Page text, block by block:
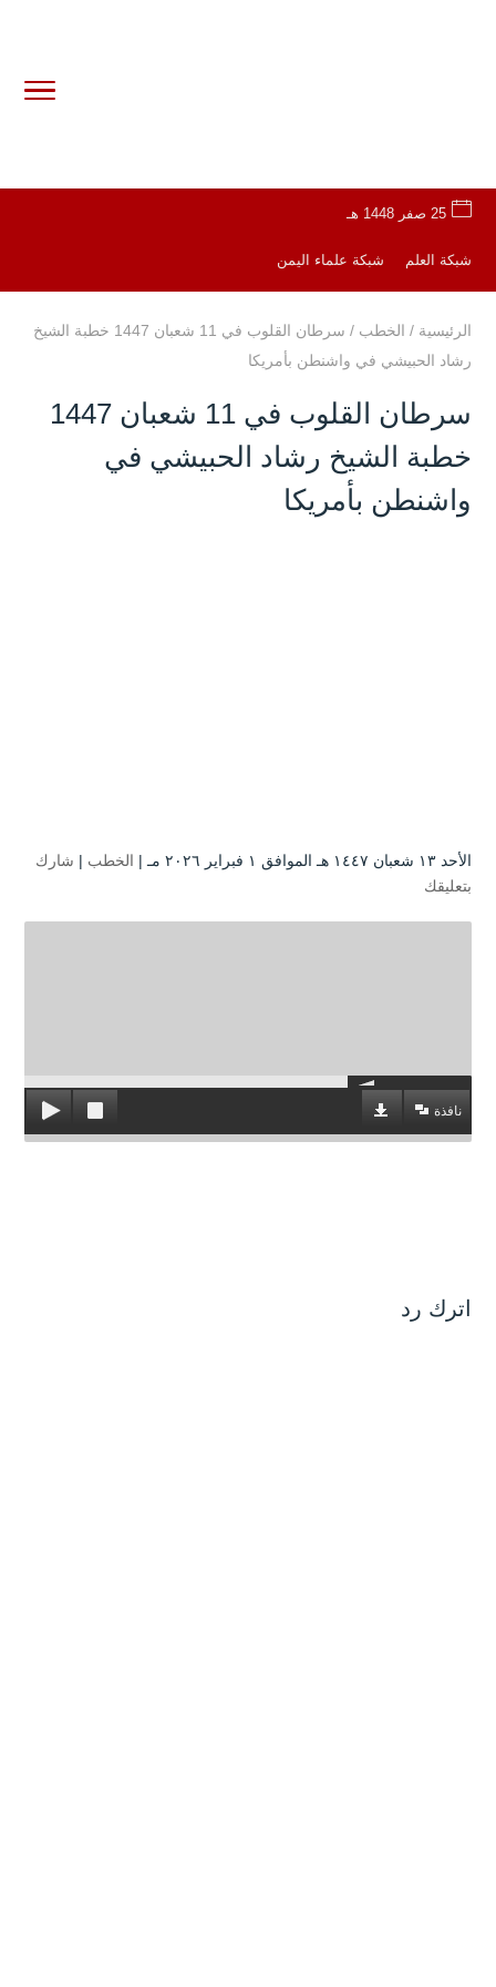
25 صفر 1448 هـ
شبكة العلم شبكة علماء اليمن
الرئيسية / الخطب /
سرطان القلوب في 11 شعبان 1447 خطبة الشيخ
رشاد الحبيشي في واشنطن بأمريكا
سرطان القلوب في 11 شعبان 1447
خطبة الشيخ رشاد الحبيشي في
واشنطن بأمريكا
الأحد ۱۳ شعبان ۱٤٤۷ هـ الموافق ۱ فبراير ۲۰۲٦ مـ | الخطب | شارك
بتعليقك
نافذة
اترك رد